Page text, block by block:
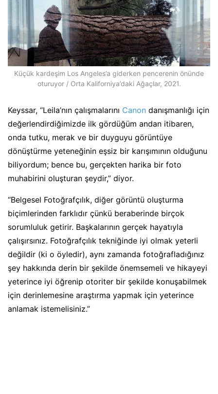
Küçük kardeşim Los Angeles’a giderken pencerenin önünde
oturuyor / Orta Kaliforniya’daki Ağaçlar, 2021.
Keyssar, “Leila’nın çalışmalarını Canon danışmanlığı için
değerlendirdiğimizde ilk gördüğüm andan itibaren,
onda tutku, merak ve bir duyguyu görüntüye
dönüştürme yeteneğinin eşsiz bir karışımının olduğunu
biliyordum; bence bu, gerçekten harika bir foto
muhabirini oluşturan şeydir,” diyor.
“Belgesel Fotoğrafçılık, diğer görüntü oluşturma
biçimlerinden farklıdır çünkü beraberinde birçok
sorumluluk getirir. Başkalarının gerçek hayatıyla
çalışırsınız. Fotoğrafçılık tekniğinde iyi olmak yeterli
değildir (ki o öyledir), aynı zamanda fotoğrafladığınız
şey hakkında derin bir şekilde önemsemeli ve hikayeyi
yeterince iyi öğrenip otoriter bir şekilde konuşabilmek
için derinlemesine araştırma yapmak için yeterince
anlamak istemelisiniz.”